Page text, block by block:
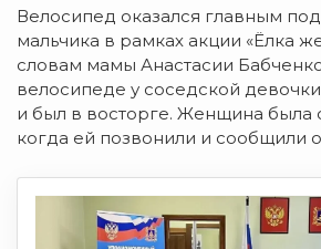
Велосипед оказался главным
мальчика в рамках акции «Ёлка
словам мамы Анастасии
велосипеде у соседской
и был в восторге. Женщина была
когда ей позвонили и сообщили